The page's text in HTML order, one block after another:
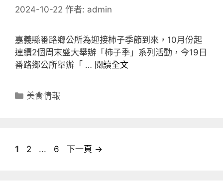
2024-10-22 作者: admin
嘉義縣番路鄉公所為迎接柿子季節到來，10月份起
連續2個周末盛大舉辦「柿子季」系列活動，今19日
番路鄉公所舉辦「 … 閱讀全文
分
美食情報
頁
1
頁
2 ...
頁
6 下一頁 →